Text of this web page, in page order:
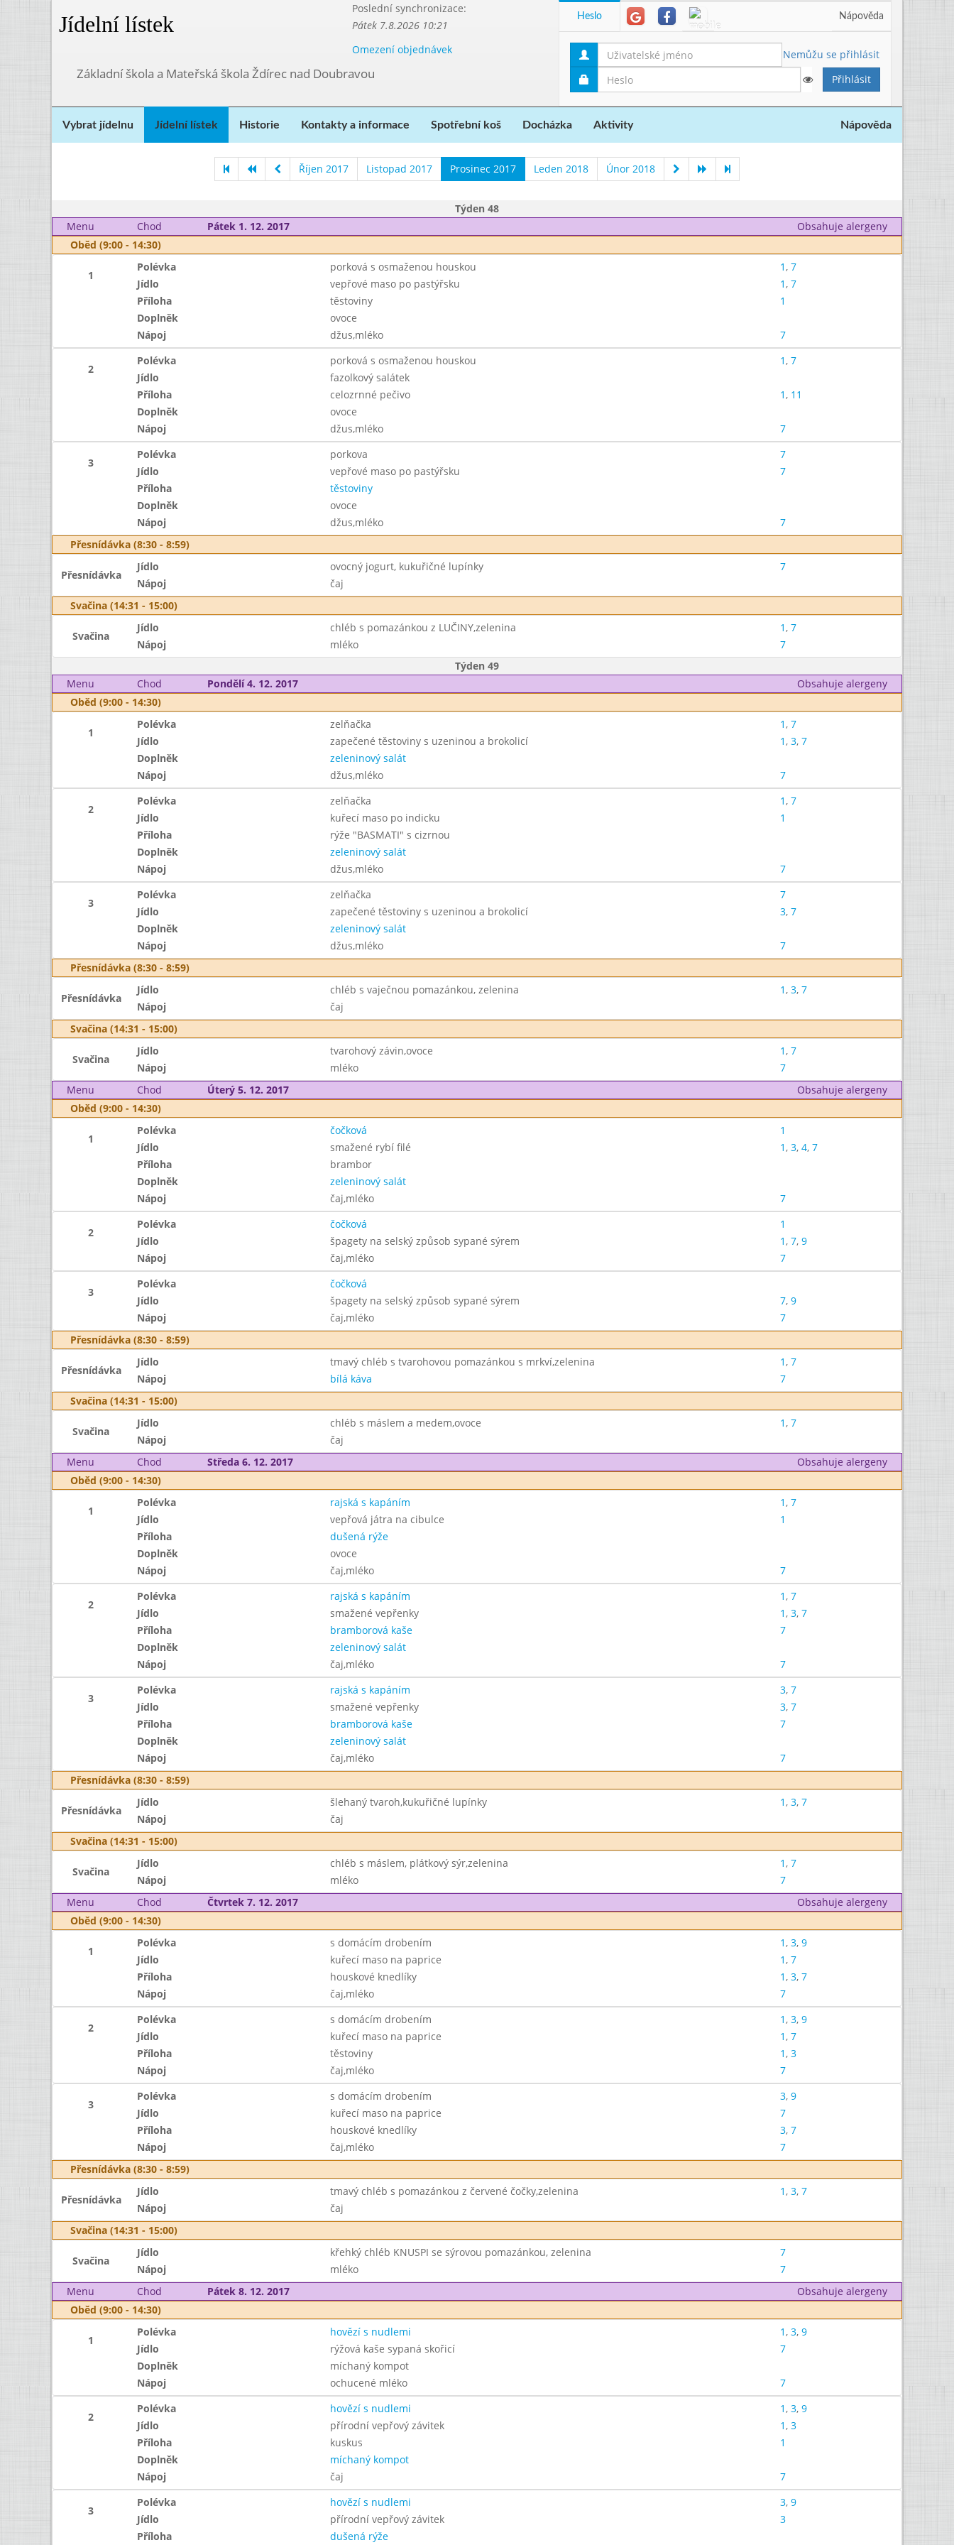
Jídelní lístek
Poslední synchronizace:
Pátek 7.8.2026 10:21
Omezení objednávek
Základní škola a Mateřská škola Ždírec nad Doubravou
Heslo Nápověda
Nemůžu se přihlásit
Vybrat jídelnu Jídelní lístek Historie Kontakty a informace Spotřební koš Docházka Aktivity Nápověda
Říjen 2017 Listopad 2017 Prosinec 2017 Leden 2018 Únor 2018
Týden 48
Menu
Chod Pátek 1. 12. 2017
Obsahuje alergeny
Oběd (9:00 - 14:30)
1
Polévka porková s osmaženou houskou 1, 7
Jídlo
vepřové maso po pastýřsku 1, 7
Příloha
těstoviny
1
Doplněk
ovoce
Nápoj
džus,mléko 7
2
Polévka porková s osmaženou houskou 1, 7
Jídlo
fazolkový salátek
Příloha
celozrnné pečivo 1, 11
Doplněk
ovoce
Nápoj
džus,mléko 7
3
Polévka porkova
7
Jídlo
vepřové maso po pastýřsku
7
Příloha
těstoviny
Doplněk
ovoce
Nápoj
džus,mléko
7
Přesnídávka (8:30 - 8:59)
Přesnídávka
Jídlo ovocný jogurt, kukuřičné lupínky
7
Nápoj
čaj
Svačina (14:31 - 15:00)
Svačina
Jídlo chléb s pomazánkou z LUČINY,zelenina 1, 7
Nápoj
mléko
7
Týden 49
Menu
Chod Pondělí 4. 12. 2017
Obsahuje alergeny
Oběd (9:00 - 14:30)
1
Polévka zelňačka 1, 7
Jídlo
zapečené těstoviny s uzeninou a brokolicí 1, 3, 7
Doplněk
zeleninový salát
Nápoj
džus,mléko 7
2
Polévka zelňačka 1, 7
Jídlo
kuřecí maso po indicku
1
Příloha
rýže "BASMATI" s cizrnou
Doplněk
zeleninový salát
Nápoj
džus,mléko 7
3
Polévka zelňačka
7
Jídlo
zapečené těstoviny s uzeninou a brokolicí 3, 7
Doplněk
zeleninový salát
Nápoj
džus,mléko
7
Přesnídávka (8:30 - 8:59)
Přesnídávka
Jídlo chléb s vaječnou pomazánkou, zelenina 1, 3, 7
Nápoj
čaj
Svačina (14:31 - 15:00)
Svačina
Jídlo tvarohový závin,ovoce 1, 7
Nápoj
mléko
7
Menu
Chod Úterý 5. 12. 2017
Obsahuje alergeny
Oběd (9:00 - 14:30)
1
Polévka čočková
1
Jídlo
smažené rybí filé 1, 3, 4, 7
Příloha
brambor
Doplněk
zeleninový salát
Nápoj
čaj,mléko 7
2
Polévka čočková
1
Jídlo
špagety na selský způsob sypané sýrem 1, 7, 9
Nápoj
čaj,mléko 7
3
Polévka
čočková
Jídlo
špagety na selský způsob sypané sýrem 7, 9
Nápoj
čaj,mléko
7
Přesnídávka (8:30 - 8:59)
Přesnídávka
Jídlo tmavý chléb s tvarohovou pomazánkou s mrkví,zelenina 1, 7
Nápoj
bílá káva
7
Svačina (14:31 - 15:00)
Svačina
Jídlo chléb s máslem a medem,ovoce 1, 7
Nápoj
čaj
Menu
Chod Středa 6. 12. 2017
Obsahuje alergeny
Oběd (9:00 - 14:30)
1
Polévka rajská s kapáním 1, 7
Jídlo
vepřová játra na cibulce
1
Příloha
dušená rýže
Doplněk
ovoce
Nápoj
čaj,mléko 7
2
Polévka rajská s kapáním 1, 7
Jídlo
smažené vepřenky 1, 3, 7
Příloha
bramborová kaše
7
Doplněk
zeleninový salát
Nápoj
čaj,mléko 7
3
Polévka rajská s kapáním 3, 7
Jídlo
smažené vepřenky 3, 7
Příloha
bramborová kaše
7
Doplněk
zeleninový salát
Nápoj
čaj,mléko
7
Přesnídávka (8:30 - 8:59)
Přesnídávka
Jídlo šlehaný tvaroh,kukuřičné lupínky 1, 3, 7
Nápoj
čaj
Svačina (14:31 - 15:00)
Svačina
Jídlo chléb s máslem, plátkový sýr,zelenina 1, 7
Nápoj
mléko
7
Menu
Chod Čtvrtek 7. 12. 2017
Obsahuje alergeny
Oběd (9:00 - 14:30)
1
Polévka s domácím drobením 1, 3, 9
Jídlo
kuřecí maso na paprice 1, 7
Příloha
houskové knedlíky 1, 3, 7
Nápoj
čaj,mléko 7
2
Polévka s domácím drobením 1, 3, 9
Jídlo
kuřecí maso na paprice 1, 7
Příloha
těstoviny 1, 3
Nápoj
čaj,mléko 7
3
Polévka s domácím drobením 3, 9
Jídlo
kuřecí maso na paprice
7
Příloha
houskové knedlíky 3, 7
Nápoj
čaj,mléko
7
Přesnídávka (8:30 - 8:59)
Přesnídávka
Jídlo tmavý chléb s pomazánkou z červené čočky,zelenina 1, 3, 7
Nápoj
čaj
Svačina (14:31 - 15:00)
Svačina
Jídlo křehký chléb KNUSPI se sýrovou pomazánkou, zelenina
7
Nápoj
mléko
7
Menu
Chod Pátek 8. 12. 2017
Obsahuje alergeny
Oběd (9:00 - 14:30)
1
Polévka hovězí s nudlemi 1, 3, 9
Jídlo
rýžová kaše sypaná skořicí
7
Doplněk
míchaný kompot
Nápoj
ochucené mléko 7
2
Polévka hovězí s nudlemi 1, 3, 9
Jídlo
přírodní vepřový závitek 1, 3
Příloha
kuskus
1
Doplněk
míchaný kompot
Nápoj
čaj 7
3
Polévka hovězí s nudlemi 3, 9
Jídlo
přírodní vepřový závitek
3
Příloha
dušená rýže